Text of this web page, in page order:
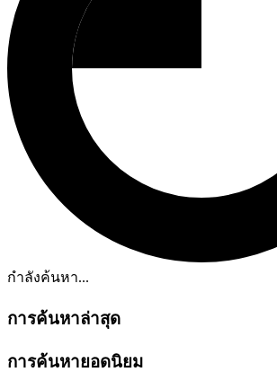
กำลังค้นหา...
การค้นหาล่าสุด
การค้นหายอดนิยม